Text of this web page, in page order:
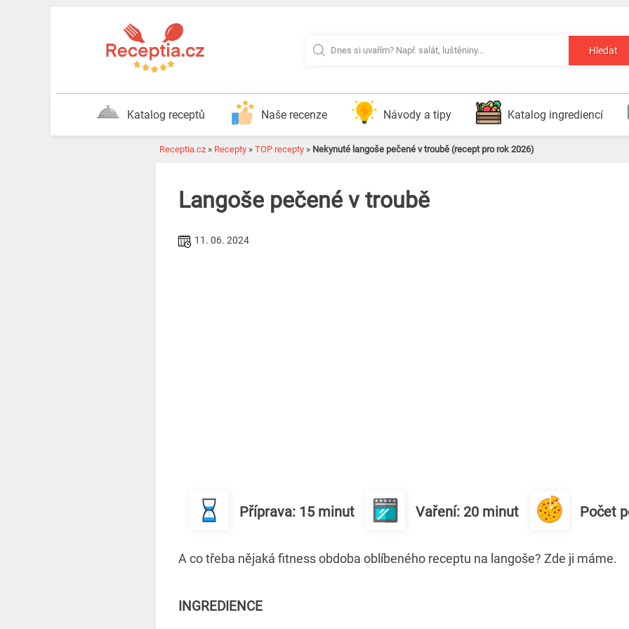
Hledat
Katalog receptů Naše recenze Návody a tipy Katalog ingrediencí
Receptia.cz » Recepty » TOP recepty » Nekynuté langoše pečené v troubě (recept pro rok 2026)
Langoše pečené v troubě
11. 06. 2024
Příprava: 15 minut Vaření: 20 minut Počet
A co třeba nějaká fitness obdoba oblíbeného receptu na langoše? Zde ji máme.
INGREDIENCE